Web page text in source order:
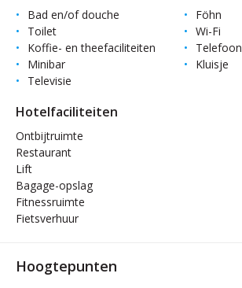
Bad en/of douche
Föhn
Toilet
Wi-Fi
Koffie- en theefaciliteiten
Telefoon
Minibar
Kluisje
Televisie
Hotelfaciliteiten
Ontbijtruimte
Restaurant
Lift
Bagage-opslag
Fitnessruimte
Fietsverhuur
Hoogtepunten